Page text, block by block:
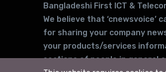
Bangladeshi First ICT &
We believe that ‘cnewsvoice’
for sharing your company
your products/services
sections of people in general